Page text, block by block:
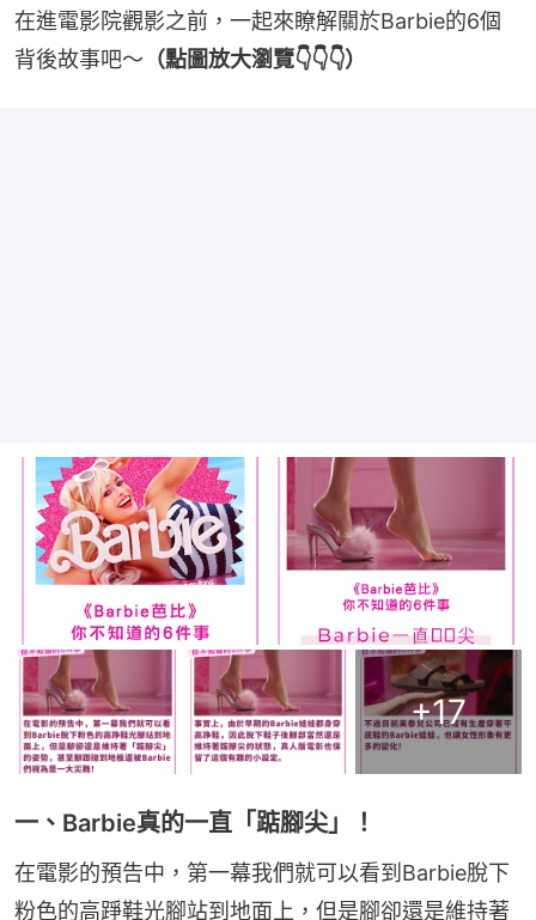
在進電影院觀影之前，一起來瞭解關於Barbie的6個
背後故事吧～ （點圖放大瀏覽👇👇👇）
+17
一、Barbie真的一直「踮腳尖」！
在電影的預告中，第一幕我們就可以看到Barbie脫下
粉色的高踭鞋光腳站到地面上，但是腳卻還是維持著